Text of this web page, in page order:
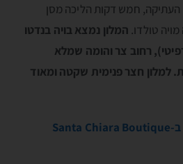
חמש דקות הליכה מסן
טולדו. המלון נמצא בויה בנדטו
רחוב צר והומה שמלא
למלון חצר פנימית שקטה ומאוד
לבדיקת זמינות ומחירים ב-Santa Chiara Boutique